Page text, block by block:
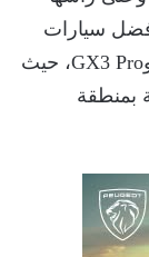
سيارات
جيلي مثل: كول راي، امجراند، ستار راي وGX3 Pro، حيث
بمنطقة